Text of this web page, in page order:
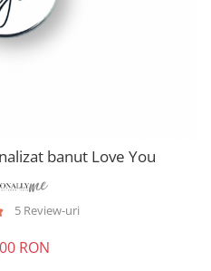
banut Love You
5 Review-uri
RON